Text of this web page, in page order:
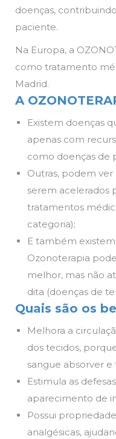
doenças,
paciente.
Na Europa, a
como tratamento
Madrid.
A
Existem doenças
apenas com
como doenças de
Outras, podem
serem acelerados
tratamentos
categoria);
E também
Ozonoterapia
melhor, mas não
dita (doenças de
Quais são os
Melhora a
dos tecidos,
sangue absorver
Estimula as
aparecimento de
Possui
analgésicas,